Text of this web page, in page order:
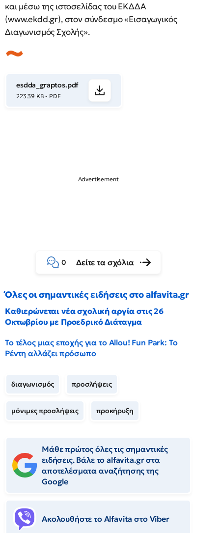
και μέσω της ιστοσελίδας του ΕΚΔΔΑ
(www.ekdd.gr), στον σύνδεσμο «Εισαγωγικός
Διαγωνισμός Σχολής».
esdda_graptos.pdf
223.39 KB - PDF
0 Δείτε τα σχόλια
Όλες οι σημαντικές ειδήσεις στο alfavita.gr
Καθιερώνεται νέα σχολική αργία στις 26
Οκτωβρίου με Προεδρικό Διάταγμα
Το τέλος μιας εποχής για το Allou! Fun Park: Το
Ρέντη αλλάζει πρόσωπο
διαγωνισμός προσλήψεις
μόνιμες προσλήψεις προκήρυξη
Μάθε πρώτος όλες τις σημαντικές
ειδήσεις. Βάλε το alfavita.gr στα
αποτελέσματα αναζήτησης της
Google
Ακολουθήστε το Αlfavita στο Viber